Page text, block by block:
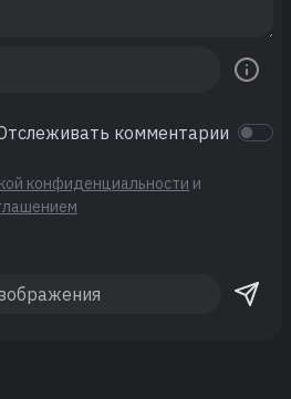
комментарии
конфиденциальности и